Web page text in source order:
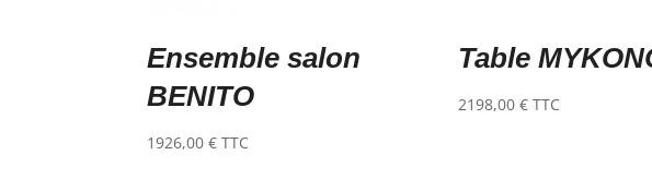
Ensemble salon
BENITO
1926,00€ TTC
Table
2198,00 € TTC